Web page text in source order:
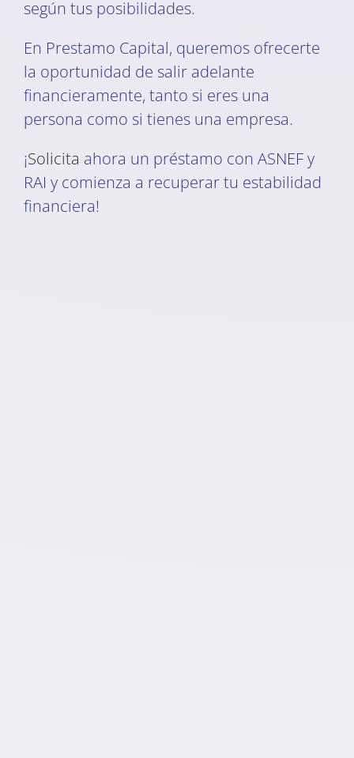
según tus posibilidades.
En Prestamo Capital, queremos ofrecerte
la oportunidad de salir adelante
financieramente, tanto si eres una
persona como si tienes una empresa.
¡Solicita ahora un préstamo con ASNEF y
RAI y comienza a recuperar tu estabilidad
financiera!